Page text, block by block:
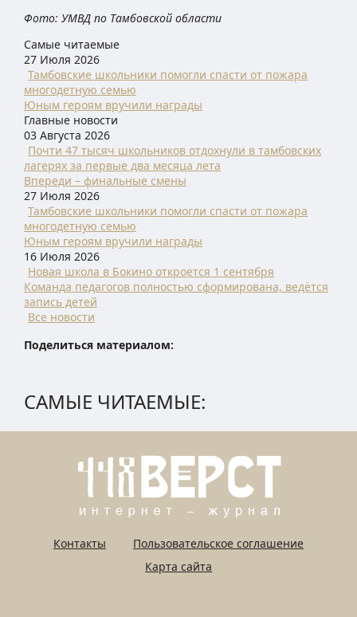
Фото: УМВД по Тамбовской области
Самые читаемые
27 Июля 2026
Тамбовские школьники помогли спасти от пожара
многодетную семью
Юным героям вручили награды
Главные новости
03 Августа 2026
Почти 47 тысяч школьников отдохнули в тамбовских
лагерях за первые два месяца лета
Впереди – финальные смены
27 Июля 2026
Тамбовские школьники помогли спасти от пожара
многодетную семью
Юным героям вручили награды
16 Июля 2026
Новая школа в Бокино откроется 1 сентября
Команда педагогов полностью сформирована, ведётся
запись детей
Все новости
Поделиться материалом:
САМЫЕ ЧИТАЕМЫЕ:
Контакты
Пользовательское соглашение
Карта сайта